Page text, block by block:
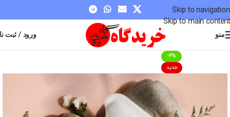
Skip to navigation
Skip to main content
مقدم شما عزیزان به سایت خریدگاه گرامی باد
منو ورود / ثبت
-4%
جدید